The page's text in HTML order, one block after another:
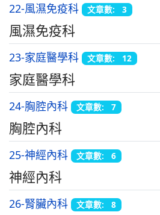
22-風濕免疫科 文章數: 3
風濕免疫科
23-家庭醫學科 文章數: 12
家庭醫學科
24-胸腔內科 文章數: 7
胸腔內科
25-神經內科 文章數: 6
神經內科
26-腎臟內科 文章數: 8